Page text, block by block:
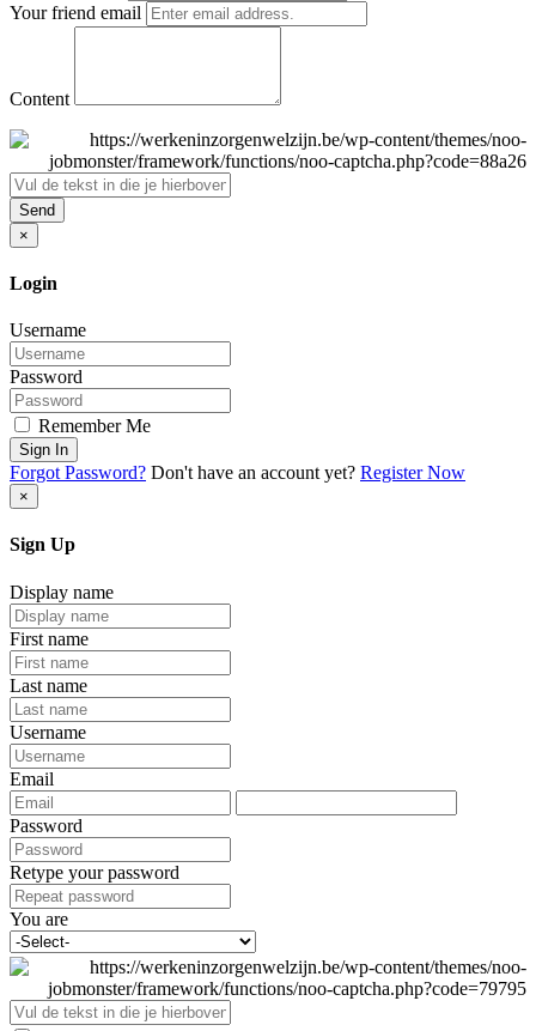
Your friend email
Content
Send
×
Login
Username
Password
Remember Me
Sign In
Forgot Password? Don't have an account yet? Register Now
×
Sign Up
Display name
First name
Last name
Username
Email
Password
Retype your password
You are